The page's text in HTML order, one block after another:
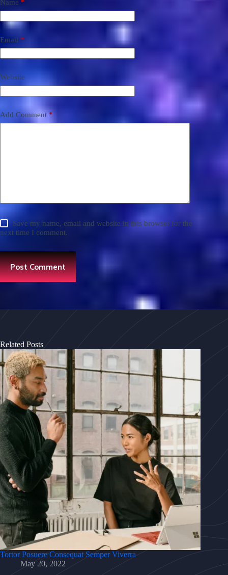
Name *
Email *
Website
Add Comment *
Save my name, email and website in this browser for the
next time I comment.
Post Comment
Related Posts
Tortor Posuere Consequat Semper Viverra
May 20, 2022